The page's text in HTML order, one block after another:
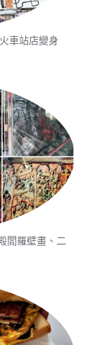
車站店變身
閻羅壁畫、二